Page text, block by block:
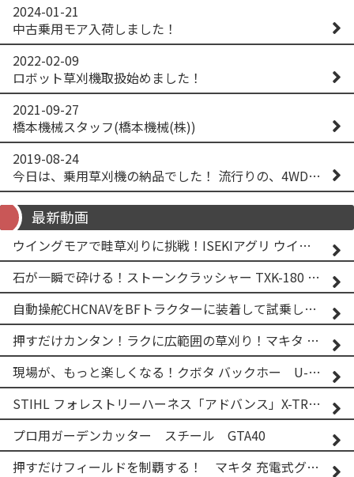
2024-01-21
中古乗用モア入荷しました！
2022-02-09
ロボット草刈機取扱始めました！
2021-09-27
橋本機械スタッフ(橋本機械(株))
2019-08-24
今日は、乗用草刈機の納品でした！ 流行りの、4WD！ #イセキアグリ #オーレック #四駆 #増税間近
最新動画
ウイングモアで畦草刈りに挑戦！ISEKIアグリ ウイングモア WM746AF
石が一瞬で砕ける！ストーンクラッシャー TXK-180 実演
自動操舵CHCNAVをBFトラクターに装着して試乗してみた！！ CHCNAV NX610
押すだけカンタン！ラクに広範囲の草刈り！マキタ バッテリー式草刈り機 MUG001G 2
現場が、もっと楽しくなる！クボタ バックホー U-25-3A
STIHL フォレストリーハーネス「アドバンス」X-TREEm
プロ用ガーデンカッター スチール GTA40
押すだけフィールドを制覇する！ マキタ 充電式グランドトリマー MUG001G